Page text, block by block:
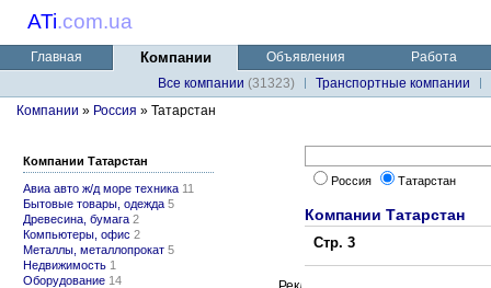
ATi.com.ua
Главная Компании Объявления
Работа
Все компании (31323)
Транспортные компании
Компании » Россия » Татарстан
Компании Татарстан
Авиа авто ж/д море техника 11
Бытовые товары, одежда 5
Древесина, бумага 2
Компьютеры, офис 2
Металлы, металлопрокат 5
Недвижимость 1
Оборудование 14
Россия Татарстан
Компании Татарстан
Стр. 3